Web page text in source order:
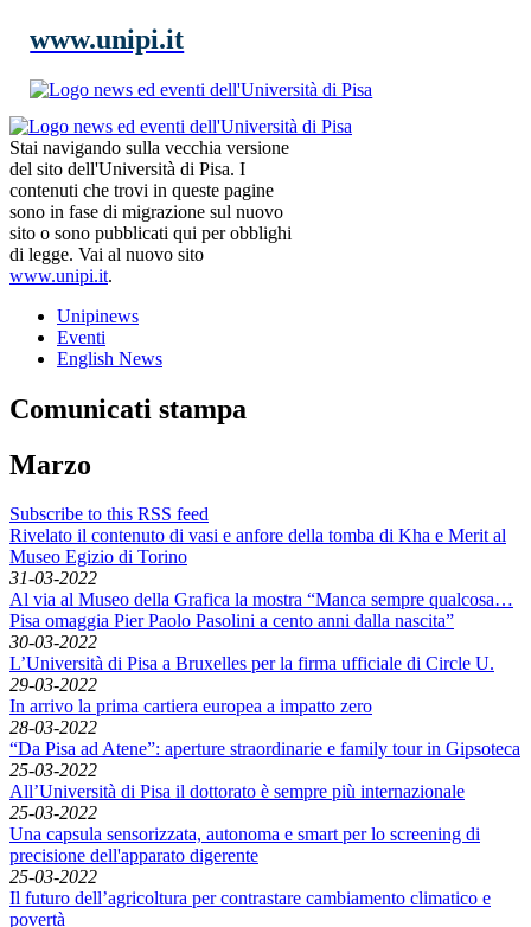
www.unipi.it
Stai navigando sulla vecchia versione
del sito dell'Università di Pisa. I
contenuti che trovi in queste pagine
sono in fase di migrazione sul nuovo
sito o sono pubblicati qui per obblighi
di legge. Vai al nuovo sito
www.unipi.it.
Unipinews
Eventi
English News
Comunicati stampa
Marzo
Subscribe to this RSS feed
Rivelato il contenuto di vasi e anfore della tomba di Kha e Merit al
Museo Egizio di Torino
31-03-2022
Al via al Museo della Grafica la mostra “Manca sempre qualcosa…
Pisa omaggia Pier Paolo Pasolini a cento anni dalla nascita”
30-03-2022
L’Università di Pisa a Bruxelles per la firma ufficiale di Circle U.
29-03-2022
In arrivo la prima cartiera europea a impatto zero
28-03-2022
“Da Pisa ad Atene”: aperture straordinarie e family tour in Gipsoteca
25-03-2022
All’Università di Pisa il dottorato è sempre più internazionale
25-03-2022
Una capsula sensorizzata, autonoma e smart per lo screening di
precisione dell'apparato digerente
25-03-2022
Il futuro dell’agricoltura per contrastare cambiamento climatico e
povertà